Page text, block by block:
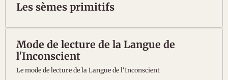
Les sèmes primitifs
Mode de lecture de la Langue de
l'Inconscient
Le mode de lecture de la Langue de l'Inconscient